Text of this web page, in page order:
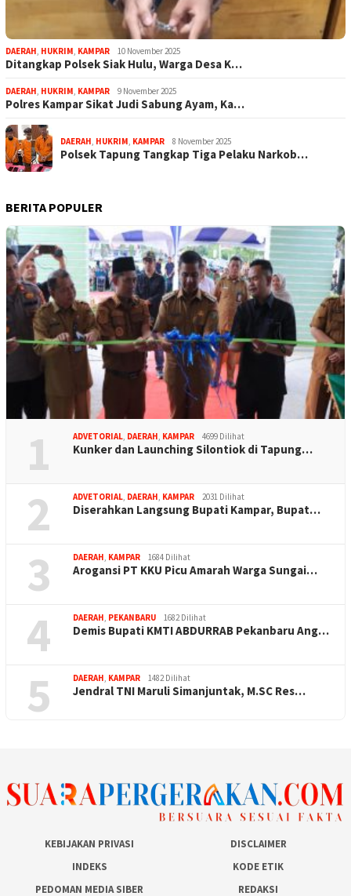
DAERAH, HUKRIM, KAMPAR 10 November 2025
Ditangkap Polsek Siak Hulu, Warga Desa K…
DAERAH, HUKRIM, KAMPAR 9 November 2025
Polres Kampar Sikat Judi Sabung Ayam, Ka…
DAERAH, HUKRIM, KAMPAR 8 November 2025
Polsek Tapung Tangkap Tiga Pelaku Narkob…
BERITA POPULER
1 ADVETORIAL, DAERAH, KAMPAR 4699 Dilihat
Kunker dan Launching Silontiok di Tapung…
2 ADVETORIAL, DAERAH, KAMPAR 2031 Dilihat
Diserahkan Langsung Bupati Kampar, Bupat…
3 DAERAH, KAMPAR 1684 Dilihat
Arogansi PT KKU Picu Amarah Warga Sungai…
4 DAERAH, PEKANBARU 1682 Dilihat
Demis Bupati KMTI ABDURRAB Pekanbaru Ang…
5 DAERAH, KAMPAR 1482 Dilihat
Jendral TNI Maruli Simanjuntak, M.SC Res…
KEBIJAKAN PRIVASI
DISCLAIMER
INDEKS
KODE ETIK
PEDOMAN MEDIA SIBER
REDAKSI